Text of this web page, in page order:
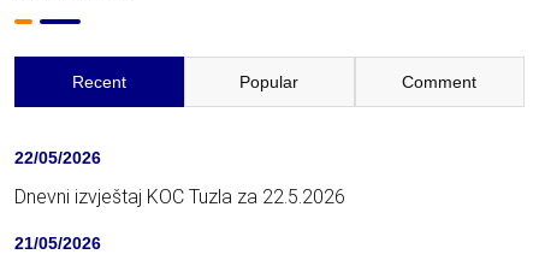
Recent Popular Comment
22/05/2026
Dnevni izvještaj KOC Tuzla za 22.5.2026
21/05/2026